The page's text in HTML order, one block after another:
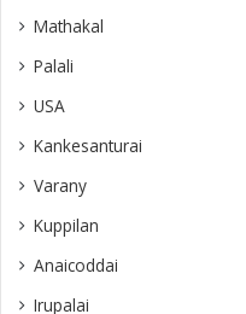
Mathakal
Palali
USA
Kankesanturai
Varany
Kuppilan
Anaicoddai
Irupalai